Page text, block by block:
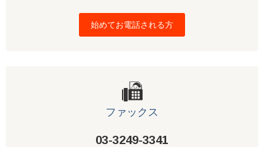
始めてお電話される方
ファックス
03-3249-3341